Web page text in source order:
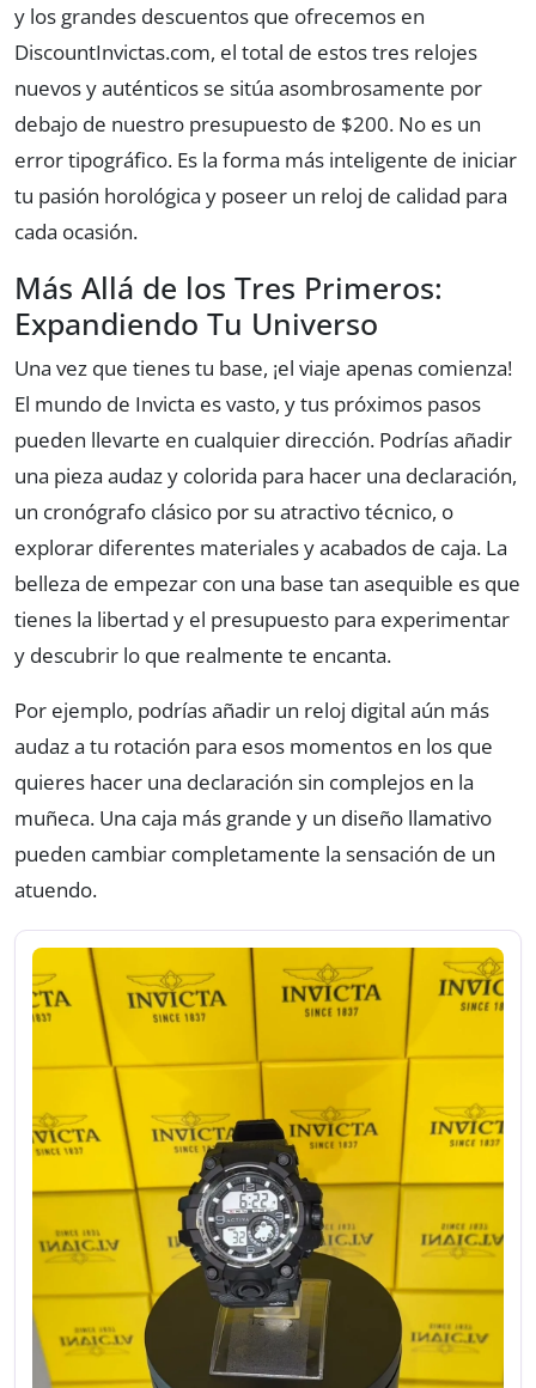
y los grandes descuentos que ofrecemos en
DiscountInvictas.com, el total de estos tres relojes
nuevos y auténticos se sitúa asombrosamente por
debajo de nuestro presupuesto de $200. No es un
error tipográfico. Es la forma más inteligente de iniciar
tu pasión horológica y poseer un reloj de calidad para
cada ocasión.
Más Allá de los Tres Primeros:
Expandiendo Tu Universo
Una vez que tienes tu base, ¡el viaje apenas comienza!
El mundo de Invicta es vasto, y tus próximos pasos
pueden llevarte en cualquier dirección. Podrías añadir
una pieza audaz y colorida para hacer una declaración,
un cronógrafo clásico por su atractivo técnico, o
explorar diferentes materiales y acabados de caja. La
belleza de empezar con una base tan asequible es que
tienes la libertad y el presupuesto para experimentar
y descubrir lo que realmente te encanta.
Por ejemplo, podrías añadir un reloj digital aún más
audaz a tu rotación para esos momentos en los que
quieres hacer una declaración sin complejos en la
muñeca. Una caja más grande y un diseño llamativo
pueden cambiar completamente la sensación de un
atuendo.